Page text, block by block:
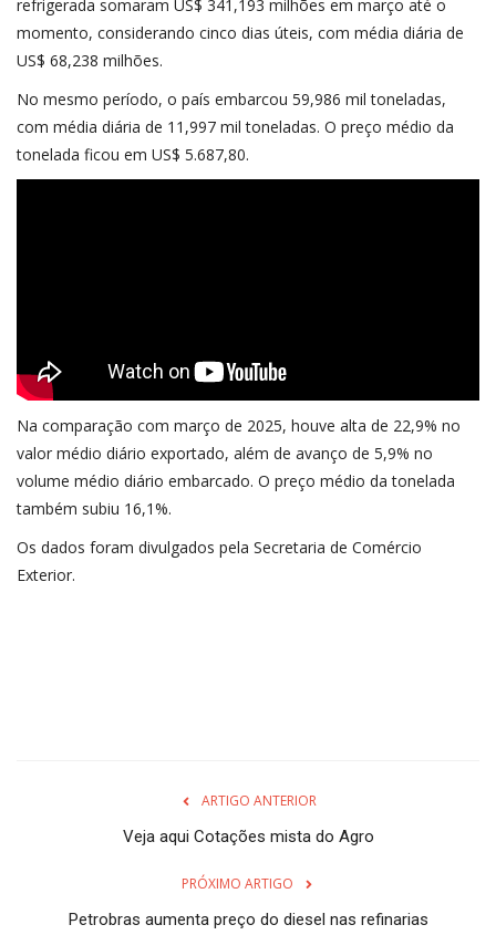
refrigerada somaram US$ 341,193 milhões em março até o
momento, considerando cinco dias úteis, com média diária de
US$ 68,238 milhões.
No mesmo período, o país embarcou 59,986 mil toneladas,
com média diária de 11,997 mil toneladas. O preço médio da
tonelada ficou em US$ 5.687,80.
Na comparação com março de 2025, houve alta de 22,9% no
valor médio diário exportado, além de avanço de 5,9% no
volume médio diário embarcado. O preço médio da tonelada
também subiu 16,1%.
Os dados foram divulgados pela Secretaria de Comércio
Exterior.
ARTIGO ANTERIOR
Veja aqui Cotações mista do Agro
PRÓXIMO ARTIGO
Petrobras aumenta preço do diesel nas refinarias